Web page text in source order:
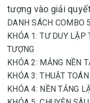
tượng vào giải
DANH SÁCH COMBO
KHÓA 1: TƯ DUY LẬP
TƯỢNG
KHÓA 2: MẢNG NỀN
KHÓA 3: THUẬT
KHÓA 4: NỀN TẢNG